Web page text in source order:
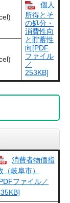
個人
所得とそ
の処分・
消費性向
と貯蓄性
向[PDF
ファイル
／
253KB]
消費者物価指
（岐阜市）
ファイル／